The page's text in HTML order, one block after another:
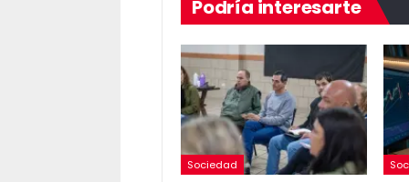
Podría interesarte
Sociedad